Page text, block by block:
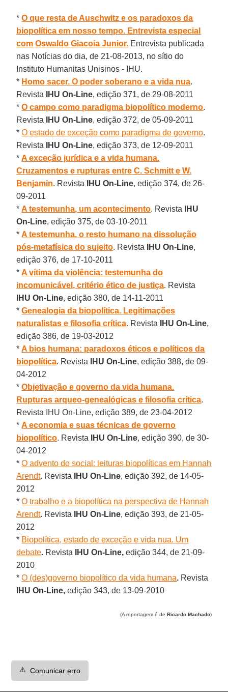
*O que resta de Auschwitz e os paradoxos da
biopolítica em nosso tempo. Entrevista especial
com Oswaldo Giacoia Junior. Entrevista publicada
nas Notícias do dia, de 21-08-2013, no sítio do
Instituto Humanitas Unisinos - IHU.
* Homo sacer. O poder soberano e a vida nua.
Revista
IHU On-Line, edição 371, de 29-08-2011
*O campo como paradigma biopolítico moderno.
Revista
IHU On-Line, edição 372, de 05-09-2011
*O estado de exceção como paradigma de governo.
Revista
IHU On-Line, edição 373, de 12-09-2011
*A exceção jurídica e a vida humana.
Cruzamentos e rupturas entre C. Schmitt e W.
Benjamin. Revista IHU On-Line, edição 374, de 26-
09-2011
*A testemunha, um acontecimento. Revista
IHU
On-Line, edição 375, de 03-10-2011
*A testemunha, o resto humano na dissolução
pós-metafísica do sujeito. Revista IHU On-Line,
edição 376, de 17-10-2011
*A vítima da violência: testemunha do
incomunicável, critério ético de justiça. Revista
IHU On-Line, edição 380, de 14-11-2011
*Genealogia da biopolítica. Legitimações
naturalistas e filosofia crítica. Revista IHU On-Line,
edição 386, de 19-03-2012
*A bios humana: paradoxos éticos e políticos da
biopolítica. Revista IHU On-Line, edição 388, de 09-
04-2012
*Objetivação e governo da vida humana.
Rupturas arqueo-genealógicas e filosofia crítica.
Revista IHU On-Line, edição 389, de 23-04-2012
*A economia e suas técnicas de governo
biopolítico. Revista IHU On-Line, edição 390, de 30-
04-2012
* O advento do social: leituras biopolíticas em Hannah
Arendt. Revista IHU On-Line, edição 392, de 14-05-
2012
*O trabalho e a biopolítica na perspectiva de Hannah
Arendt. Revista IHU On-Line, edição 393, de 21-05-
2012
* Biopolítica, estado de exceção e vida nua. Um
debate. Revista IHU On-Line,edição 344, de 21-09-
2010
*O (des)governo biopolítico da vida humana. Revista
IHU On-Line,edição 343, de 13-09-2010
(A reportagem é de Ricardo Machado)
⚠️ Comunicar erro